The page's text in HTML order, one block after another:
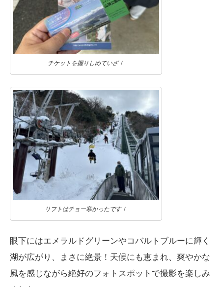
チケットを握りしめていざ！
リフトはチョー寒かったです！
眼下にはエメラルドグリーンやコバルトブルーに輝く
湖が広がり、まさに絶景！天候にも恵まれ、爽やかな
風を感じながら絶好のフォトスポットで撮影を楽しみ